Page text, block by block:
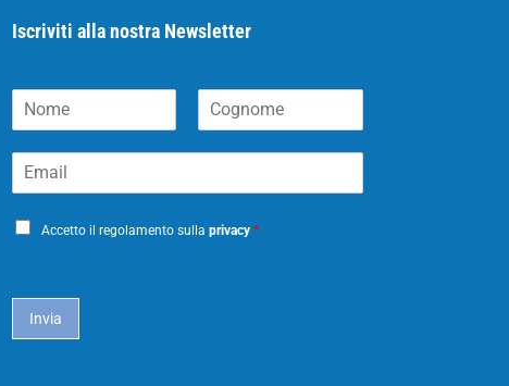
Iscriviti alla nostra Newsletter
o
e
o
n
m
m
P
Accetto il regolamento sulla privacy *
Invia